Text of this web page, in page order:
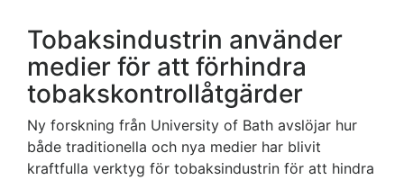
Tobaksindustrin använder
medier för att förhindra
tobakskontrollåtgärder
Ny forskning från University of Bath avslöjar hur
både traditionella och nya medier har blivit
kraftfulla verktyg för tobaksindustrin för att hindra